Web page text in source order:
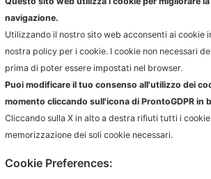
HOME
SOLUZIONI DI CONFERIMENTO
GESTIONE SERVIZIO DI
RACCOLTA
HOME
HOME
AZIENDE
HPA
navigazione.
Utilizzando il nostro sito web acconsenti ai cookie
nostra policy per i cookie. I cookie non necessari
prima di poter essere impostati nel browser.
Puoi modificare il tuo consenso all'utilizzo dei
momento cliccando sull'icona di ProntoGDPR in
Cliccando sulla X in alto a destra rifiuti tutti i
memorizzazione dei soli cookie necessari.
Cookie Preferences: